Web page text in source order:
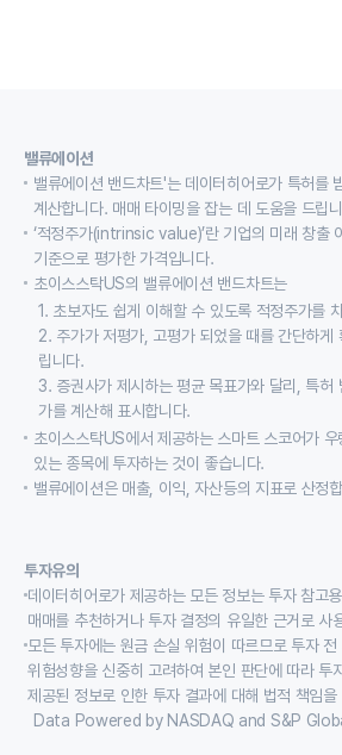
밸류에이션
밸류에이션 밴드차트'는 데이터히어로가 특허를
계산합니다. 매매 타이밍을 잡는 데 도움을 드립
‘적정주가(intrinsic value)’란 기업의 미래 창출
기준으로 평가한 가격입니다.
초이스스탁US의 밸류에이션 밴드차트는
1. 초보자도 쉽게 이해할 수 있도록 적정주가를
2. 주가가 저평가, 고평가 되었을 때를 간단하게
립니다.
3. 증권사가 제시하는 평균 목표가와 달리, 특허
가를 계산해 표시합니다.
초이스스탁US에서 제공하는 스마트 스코어가
있는 종목에 투자하는 것이 좋습니다.
밸류에이션은 매출, 이익, 자산등의 지표로 산정
투자유의
데이터히어로가 제공하는 모든 정보는 투자 참고
매매를 추천하거나 투자 결정의 유일한 근거로 사
모든 투자에는 원금 손실 위험이 따르므로 투자
위험성향을 신중히 고려하여 본인 판단에 따라 투
제공된 정보로 인한 투자 결과에 대해 법적 책임
Data Powered by NASDAQ and S&P